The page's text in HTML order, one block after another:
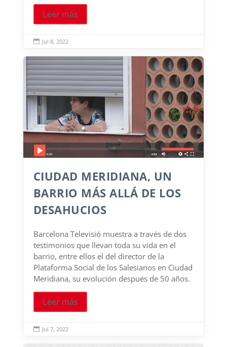
Leer más
 Jul 8, 2022
CIUDAD MERIDIANA, UN
BARRIO MÁS ALLÁ DE LOS
DESAHUCIOS
Barcelona Televisió muestra a través de dos
testimonios que llevan toda su vida en el
barrio, entre ellos el del director de la
Plataforma Social de los Salesianos en Ciudad
Meridiana, su evolución después de 50 años.
Leer más
 Jul 7, 2022